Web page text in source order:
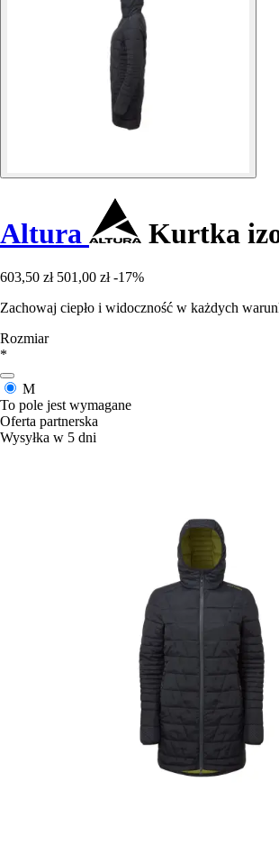
Altura Kurtka
603,50 zł 501,00 zł -17%
Zachowaj ciepło i widoczność w każdych
Rozmiar
*
M
To pole jest wymagane
Oferta partnerska
Wysyłka w 5 dni